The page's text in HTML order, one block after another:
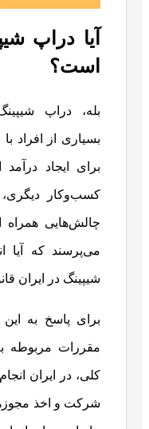
آیا دراپ
است؟
بله، دراپ
بسیاری از افراد
برای ایجاد درآمد
کسب‌وکار دیگری،
چالش‌هایی همراه
می‌پرسند که
شیپینگ در ایران
برای پاسخ به
مقررات مربوطه
کلی، در ایران
شرکت و اخذ